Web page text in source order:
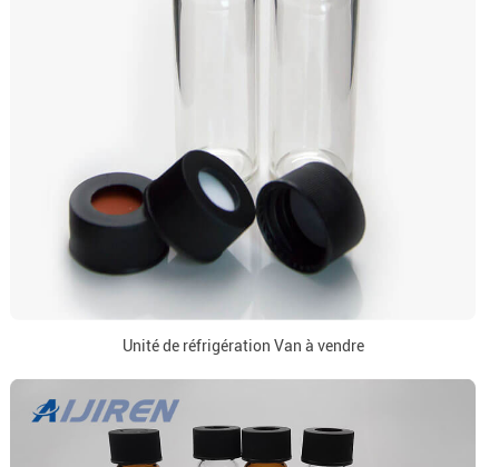
Unité de réfrigération Van à vendre